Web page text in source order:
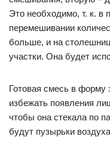
Это необходимо, т. к. в
перемешивании
больше, и на
участки. Она будет
Готовая смесь в форму
избежать появления
чтобы она стекала по
будут пузырьки